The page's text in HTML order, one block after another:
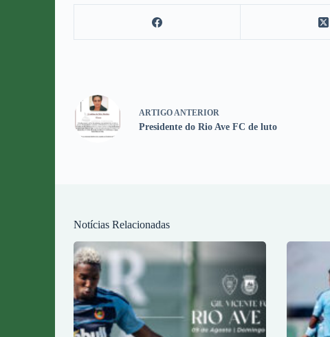
ARTIGO ANTERIOR
Presidente do Rio Ave FC de luto
Notícias Relacionadas